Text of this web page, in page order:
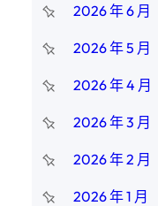
2026 年 6 月
2026 年 5 月
2026 年 4 月
2026 年 3 月
2026 年 2 月
2026 年 1 月